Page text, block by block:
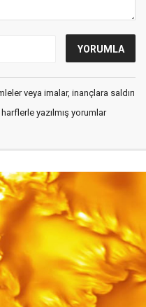
veya imalar, inançlara saldırı
yazılmış yorumlar